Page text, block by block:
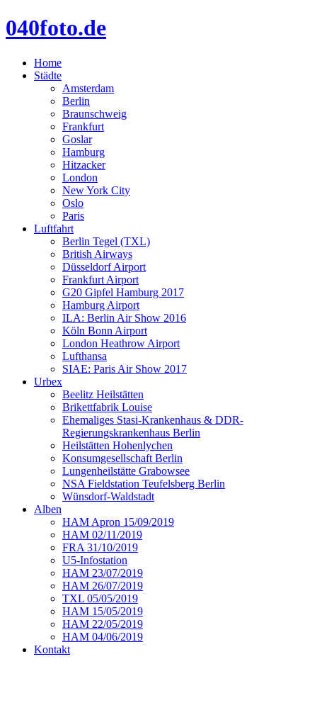
040foto.de
Home
Städte
Amsterdam
Berlin
Braunschweig
Frankfurt
Goslar
Hamburg
Hitzacker
London
New York City
Oslo
Paris
Luftfahrt
Berlin Tegel (TXL)
British Airways
Düsseldorf Airport
Frankfurt Airport
G20 Gipfel Hamburg 2017
Hamburg Airport
ILA: Berlin Air Show 2016
Köln Bonn Airport
London Heathrow Airport
Lufthansa
SIAE: Paris Air Show 2017
Urbex
Beelitz Heilstätten
Brikettfabrik Louise
Ehemaliges Stasi-Krankenhaus & DDR-
Regierungskrankenhaus Berlin
Heilstätten Hohenlychen
Konsumgesellschaft Berlin
Lungenheilstätte Grabowsee
NSA Fieldstation Teufelsberg Berlin
Wünsdorf-Waldstadt
Alben
HAM Apron 15/09/2019
HAM 02/11/2019
FRA 31/10/2019
U5-Infostation
HAM 23/07/2019
HAM 26/07/2019
TXL 05/05/2019
HAM 15/05/2019
HAM 22/05/2019
HAM 04/06/2019
Kontakt